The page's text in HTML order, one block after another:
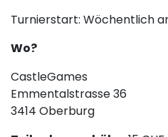
Turnierstart: Wöchentlich
Wo?
CastleGames
Emmentalstrasse 36
3414 Oberburg